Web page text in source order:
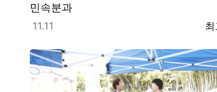
민속분과
등록일
11.11